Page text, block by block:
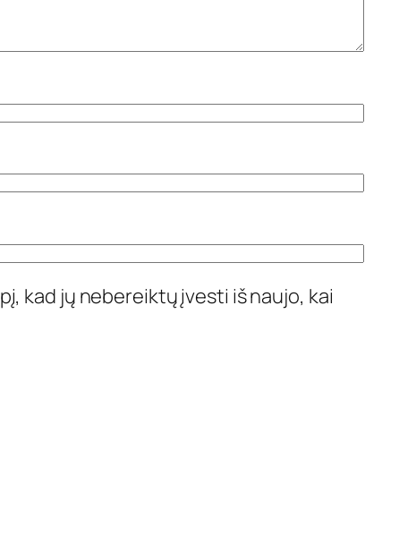
kad jų nebereiktų įvesti iš naujo, kai